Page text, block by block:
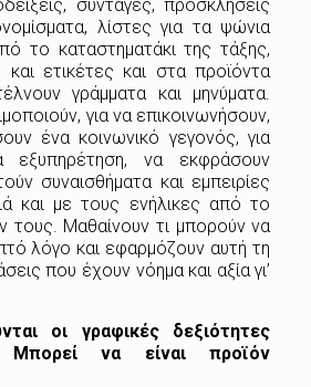
συνταγές, προσκλήσεις
λίστες για τα ψώνια
το καταστηματάκι της τάξης,
και ετικέτες και στα προϊόντα
γράμματα και μηνύματα.
για να επικοινωνήσουν,
ένα κοινωνικό γεγονός, για
εξυπηρέτηση, να εκφράσουν
συναισθήματα και εμπειρίες
και με τους ενήλικες από το
τους. Μαθαίνουν τι μπορούν να
λόγο και εφαρμόζουν αυτή τη
που έχουν νόημα και αξία γι’
οι γραφικές δεξιότητες
να είναι προϊόν